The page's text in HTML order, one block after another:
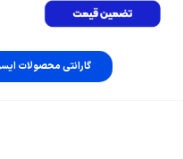
گارانتی محصولات